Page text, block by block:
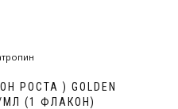
РОСТА ) GOLDEN
/МЛ (1 ФЛАКОН)